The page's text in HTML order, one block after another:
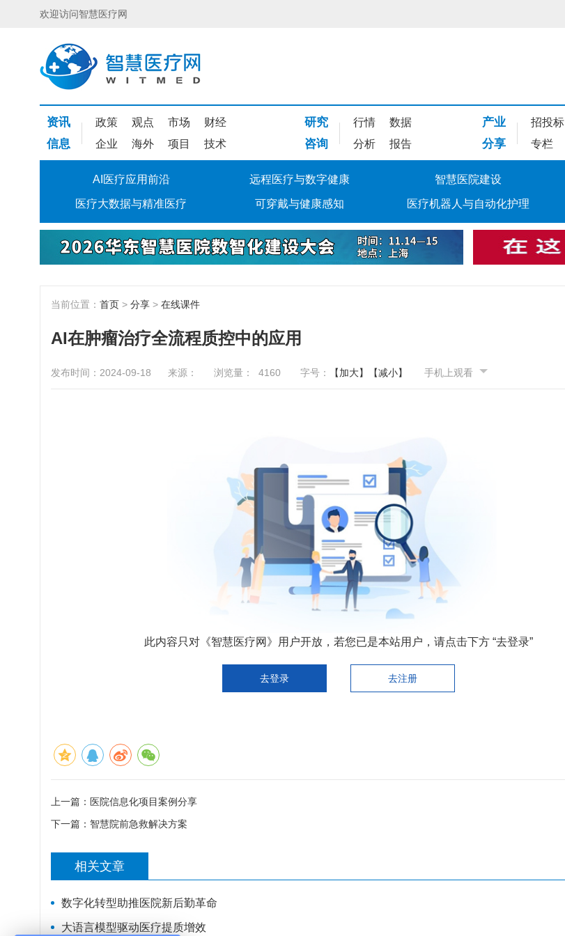
欢迎访问智慧医疗网
资讯 政策 观点 市场 财经
信息 企业 海外 项目 技术
研究 行情 数据
咨询 分析 报告
产业 招投标
分享 专栏
AI医疗应用前沿 远程医疗与数字健康 智慧医院建设
医疗大数据与精准医疗 可穿戴与健康感知 医疗机器人与自动化护理
当前位置： 首页 > 分享 > 在线课件
AI在肿瘤治疗全流程质控中的应用
发布时间：2024-09-18 来源： 浏览量： 4160 字号： 【加大】 【减小】 手机上观看
此内容只对《智慧医疗网》用户开放，若您已是本站用户，请点击下方 “去登录”
去登录 去注册
上一篇： 医院信息化项目案例分享
下一篇： 智慧院前急救解决方案
相关文章
数字化转型助推医院新后勤革命
大语言模型驱动医疗提质增效